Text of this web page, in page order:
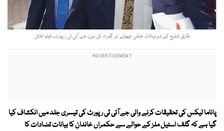
طارق شفیع کے دو بیانات حلفی جھوٹے اور گمراہ کن ہیں، جے آئی ٹی رپورٹ۔ فوٹو؛ فائل
پاناما لیکس کی تحقیقات کرنے والی جے آئی ٹی رپورٹ کی تیسری جلد میں انکشاف کیا
گیا ہے کہ گلف اسٹیل ملز کے حوالے سے حکمراں خاندان کا بیانات تضادات کا